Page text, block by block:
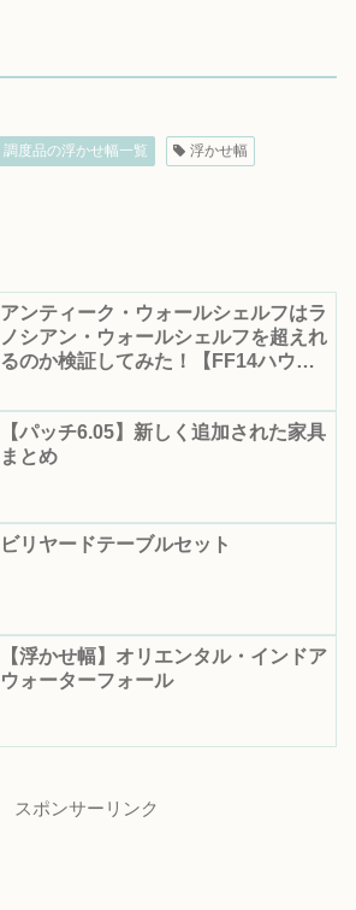
調度品の浮かせ幅一覧 浮かせ幅
アンティーク・ウォールシェルフはラ
ノシアン・ウォールシェルフを超えれ
るのか検証してみた！【FF14ハウジ
【パッチ6.05】新しく追加された家具
まとめ
ビリヤードテーブルセット
【浮かせ幅】オリエンタル・インドア
ウォーターフォール
スポンサーリンク